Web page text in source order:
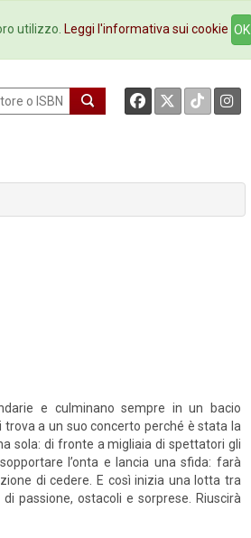
Contatti
e culminano sempre in un bacio
a un suo concerto perché è stata la
sola: di fronte a migliaia di spettatori gli
l’onta e lancia una sfida: farà
di cedere. E così inizia una lotta tra
passione, ostacoli e sorprese. Riuscirà
utilizzo. Leggi l'informativa sui cookie OK